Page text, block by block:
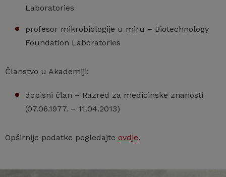
Laboratories
profesor mikrobiologije u miru – Biotechnology
Foundation Laboratories
Članstvo u Akademiji:
dopisni član – Razred za medicinske znanosti
(07.06.1977. – 11.04.2013)
Opširnije podatke pogledajte ovdje.